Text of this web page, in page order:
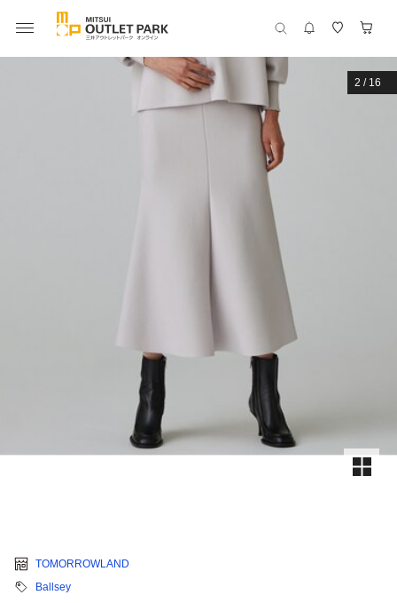
2 / 16
TOMORROWLAND
Ballsey